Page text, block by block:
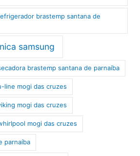
brastemp santana de
samsung
brastemp santana de parnaíba
line mogi das cruzes
mogi das cruzes
mogi das cruzes
parnaíba